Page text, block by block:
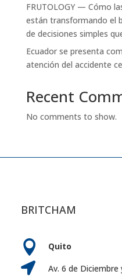
FRUTOLOGY — Cómo
están transformando el
de decisiones simples
Ecuador se presenta
atención del accidente
Recent
No comments to show.
BRITCHAM
 Quito

Av. 6 de Diciembre